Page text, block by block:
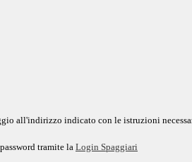
all'indirizzo indicato con le istruzioni
tramite la Login Spaggiari